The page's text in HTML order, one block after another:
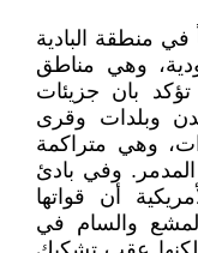
منطقة البادية
وهي مناطق
تؤكد بان جزيئات
وبلدات وقرى
وهي متراكمة
وفي بادئ
أن قواتها
المشع والسام في